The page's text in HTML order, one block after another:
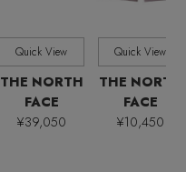
Quick View
THE NORTH
FACE
¥39,050
Quick View
THE NORTH
FACE
¥10,450